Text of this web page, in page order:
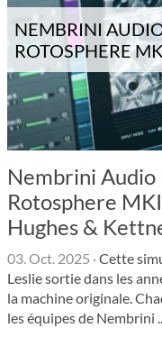
NEMBRINI
ROTOSPHERE
Nembrini Audio
Rotosphere
Hughes &
03. Oct. 2025 ·Cette
Leslie sortie dans les
la machine originale.
les équipes de Nembrini ...